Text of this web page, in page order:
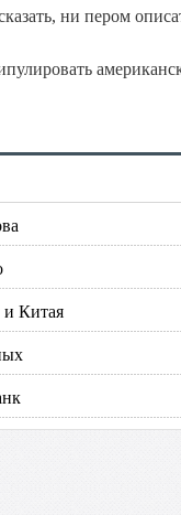
ни пером
Китая